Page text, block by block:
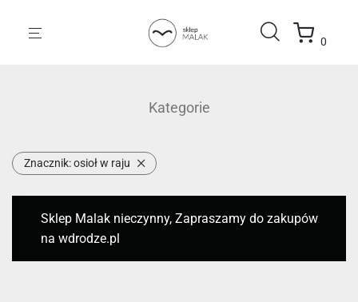
0
Kategorie
Znacznik:osioł w raju
Sklep Malak nieczynny, Zapraszamy do zakupów
na wdrodze.pl